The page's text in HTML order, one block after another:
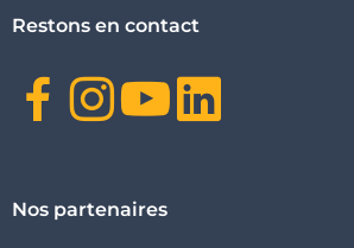
Restons en contact
Facebook
Instagram
Youtube
Nos partenaires